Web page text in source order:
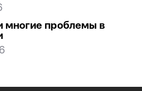
проблемы в